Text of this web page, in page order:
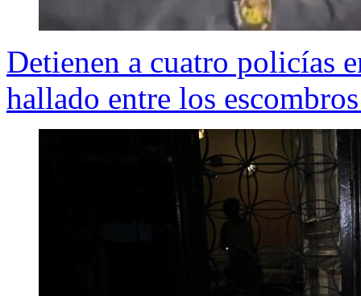
Detienen a cuatro policías
hallado entre los